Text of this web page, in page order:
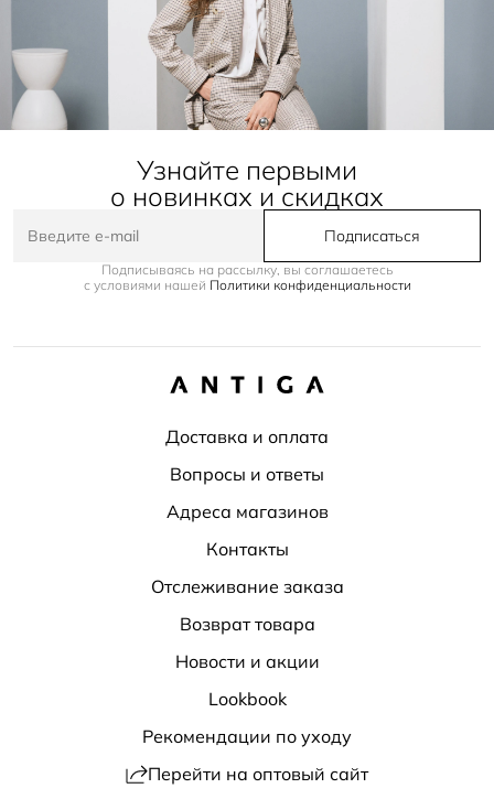
Узнайте первыми
о новинках и скидках
Подписаться
Подписываясь на рассылку, вы соглашаетесь
с условиями нашей Политики конфиденциальности
Доставка и оплата
Вопросы и ответы
Адреса магазинов
Контакты
Отслеживание заказа
Возврат товара
Новости и акции
Lookbook
Рекомендации по уходу
Перейти на оптовый сайт